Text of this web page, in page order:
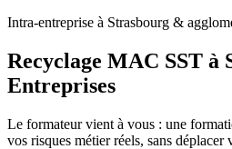
Intra-entreprise à Strasbourg &
Recyclage MAC SST à
Entreprises
Le formateur vient à vous : une
vos risques métier réels, sans